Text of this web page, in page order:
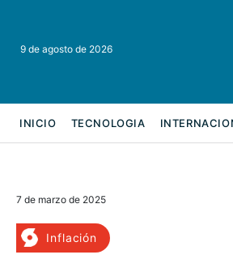
9 de agosto de 2026
INICIO TECNOLOGIA
7 de marzo de 2025
Inflación